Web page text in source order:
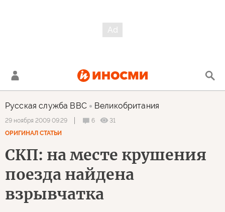
Русская служба BBC Великобритания
29 ноября 2009 09:29 6
31
ОРИГИНАЛ СТАТЬИ
СКП: на месте крушения
поезда найдена
взрывчатка